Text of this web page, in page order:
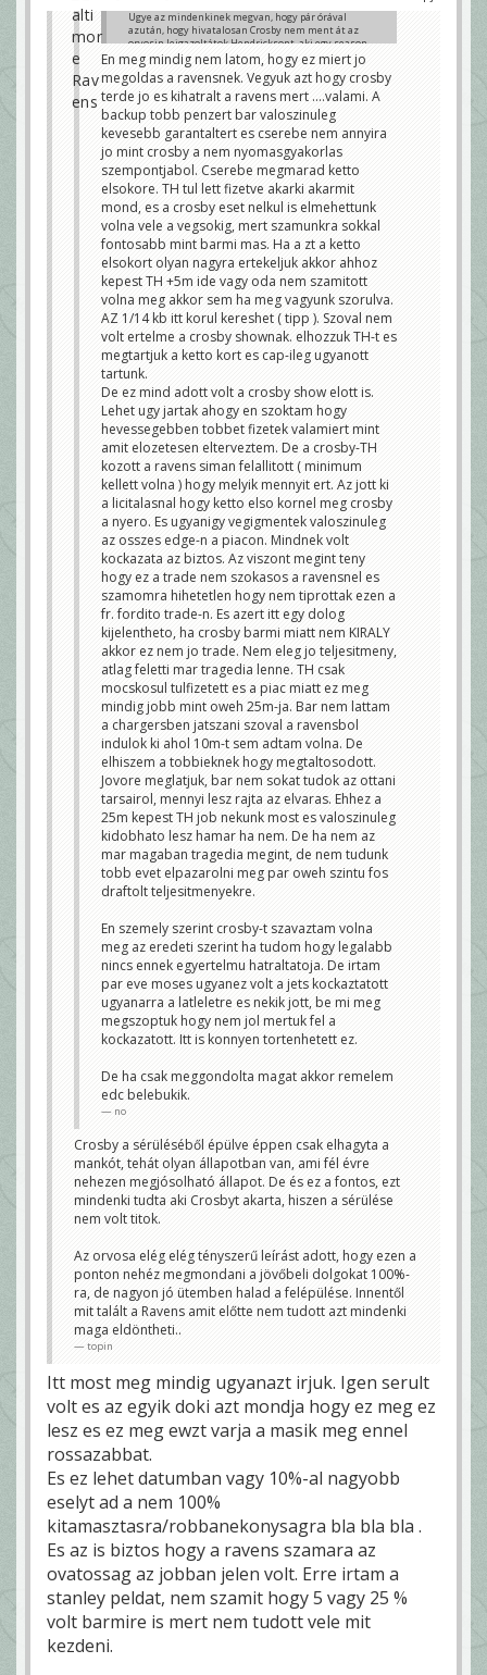
Ugye az mindenkinek megvan, hogy pár órával
azután, hogy hivatalosan Crosby nem ment át az
orvosin leigazoltátok Hendricksont, aki egy season
ending csípő sérülésből jön ippeg. Vagyis azért ez a
tüzetes orvosi igény hogy-hogy nem nála, aki majd 4
évvel idősebb nem volt meg.....Ez azt sejteti, hogy
párhuzamosan ment a tárgyalás, magasan volt az
ár, majd rányomtatok a Crosby gombra, majd lement
az ár és rányomtatok az "out" gombra. De jönnek
majd az insiderek és majd úgy is mondják.
Mindezek mellett azért továbbra is azt gondolom,
hogy volt még azért valami, amit azért nem
tudtatok, de azt is gondolom, hogy ott volt a
Hendrickson szerződés is backup-nak, így könnyebb
volt azt mondani, hogy "sorry".
Klemó
En meg mindig nem latom, hogy ez miert jo
megoldas a ravensnek. Vegyuk azt hogy crosby
terde jo es kihatralt a ravens mert ....valami. A
backup tobb penzert bar valoszinuleg
kevesebb garantaltert es cserebe nem annyira
jo mint crosby a nem nyomasgyakorlas
szempontjabol. Cserebe megmarad ketto
elsokore. TH tul lett fizetve akarki akarmit
mond, es a crosby eset nelkul is elmehettunk
volna vele a vegsokig, mert szamunkra sokkal
fontosabb mint barmi mas. Ha a zt a ketto
elsokort olyan nagyra ertekeljuk akkor ahhoz
kepest TH +5m ide vagy oda nem szamitott
volna meg akkor sem ha meg vagyunk szorulva.
AZ 1/14 kb itt korul kereshet ( tipp ). Szoval nem
volt ertelme a crosby shownak. elhozzuk TH-t es
megtartjuk a ketto kort es cap-ileg ugyanott
tartunk.
De ez mind adott volt a crosby show elott is.
Lehet ugy jartak ahogy en szoktam hogy
hevessegebben tobbet fizetek valamiert mint
amit elozetesen elterveztem. De a crosby-TH
kozott a ravens siman felallitott ( minimum
kellett volna ) hogy melyik mennyit ert. Az jott ki
a licitalasnal hogy ketto elso kornel meg crosby
a nyero. Es ugyanigy vegigmentek valoszinuleg
az osszes edge-n a piacon. Mindnek volt
kockazata az biztos. Az viszont megint teny
hogy ez a trade nem szokasos a ravensnel es
szamomra hihetetlen hogy nem tiprottak ezen a
fr. fordito trade-n. Es azert itt egy dolog
kijelentheto, ha crosby barmi miatt nem KIRALY
akkor ez nem jo trade. Nem eleg jo teljesitmeny,
atlag feletti mar tragedia lenne. TH csak
mocskosul tulfizetett es a piac miatt ez meg
mindig jobb mint oweh 25m-ja. Bar nem lattam
a chargersben jatszani szoval a ravensbol
indulok ki ahol 10m-t sem adtam volna. De
elhiszem a tobbieknek hogy megtaltosodott.
Jovore meglatjuk, bar nem sokat tudok az ottani
tarsairol, mennyi lesz rajta az elvaras. Ehhez a
25m kepest TH job nekunk most es valoszinuleg
kidobhato lesz hamar ha nem. De ha nem az
mar magaban tragedia megint, de nem tudunk
tobb evet elpazarolni meg par oweh szintu fos
draftolt teljesitmenyekre.
En szemely szerint crosby-t szavaztam volna
meg az eredeti szerint ha tudom hogy legalabb
nincs ennek egyertelmu hatraltatoja. De irtam
par eve moses ugyanez volt a jets kockaztatott
ugyanarra a latleletre es nekik jott, be mi meg
megszoptuk hogy nem jol mertuk fel a
kockazatott. Itt is konnyen tortenhetett ez.
De ha csak meggondolta magat akkor remelem
edc belebukik.
no
Crosby a sérüléséből épülve éppen csak elhagyta a
mankót, tehát olyan állapotban van, ami fél évre
nehezen megjósolható állapot. De és ez a fontos, ezt
mindenki tudta aki Crosbyt akarta, hiszen a sérülése
nem volt titok.
Az orvosa elég elég tényszerű leírást adott, hogy ezen a
ponton nehéz megmondani a jövőbeli dolgokat 100%-
ra, de nagyon jó ütemben halad a felépülése. Innentől
mit talált a Ravens amit előtte nem tudott azt mindenki
maga eldöntheti..
topin
Itt most meg mindig ugyanazt irjuk. Igen serult
volt es az egyik doki azt mondja hogy ez meg ez
lesz es ez meg ewzt varja a masik meg ennel
rossazabbat.
Es ez lehet datumban vagy 10%-al nagyobb
eselyt ad a nem 100%
kitamasztasra/robbanekonysagra bla bla bla .
Es az is biztos hogy a ravens szamara az
ovatossag az jobban jelen volt. Erre irtam a
stanley peldat, nem szamit hogy 5 vagy 25 %
volt barmire is mert nem tudott vele mit
kezdeni.